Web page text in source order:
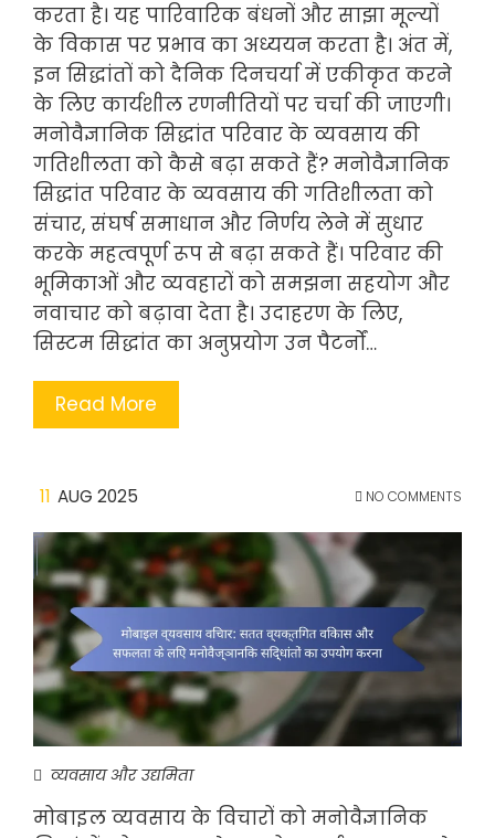
करता है। यह पारिवारिक बंधनों और साझा मूल्यों
के विकास पर प्रभाव का अध्ययन करता है। अंत में,
इन सिद्धांतों को दैनिक दिनचर्या में एकीकृत करने
के लिए कार्यशील रणनीतियों पर चर्चा की जाएगी।
मनोवैज्ञानिक सिद्धांत परिवार के व्यवसाय की
गतिशीलता को कैसे बढ़ा सकते हैं? मनोवैज्ञानिक
सिद्धांत परिवार के व्यवसाय की गतिशीलता को
संचार, संघर्ष समाधान और निर्णय लेने में सुधार
करके महत्वपूर्ण रूप से बढ़ा सकते हैं। परिवार की
भूमिकाओं और व्यवहारों को समझना सहयोग और
नवाचार को बढ़ावा देता है। उदाहरण के लिए,
सिस्टम सिद्धांत का अनुप्रयोग उन पैटर्नों…
Read More
11 AUG 2025 NO COMMENTS
व्यवसाय और उद्यमिता
मोबाइल व्यवसाय के विचारों को मनोवैज्ञानिक